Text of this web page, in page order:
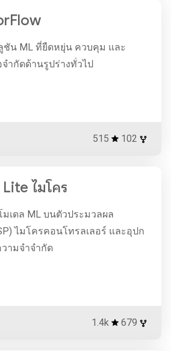
ชัน ML ที่ยืดหยุ่น ควบคุม และ
ำกัดด้านรูปร่างทั่วไป
515 102
ไมโคร
เดล ML บนตัวประมวลผล
ไมโครคอนโทรลเลอร์ และอุปก
ามจำจำกัด
1.4k 679